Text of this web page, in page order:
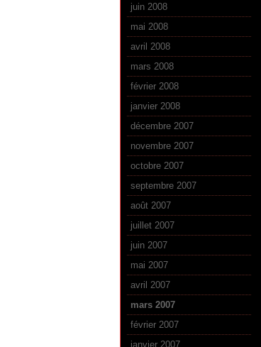
juin 2008
mai 2008
avril 2008
mars 2008
février 2008
janvier 2008
décembre 2007
novembre 2007
octobre 2007
septembre 2007
août 2007
juillet 2007
juin 2007
mai 2007
avril 2007
mars 2007
février 2007
janvier 2007